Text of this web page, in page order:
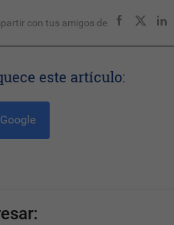
con tus amigos de
este artículo: